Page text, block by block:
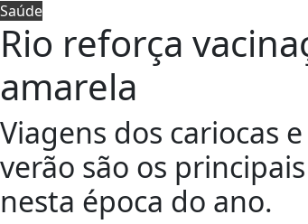
Saúde
Rio reforça
amarela
Viagens dos cariocas
verão são os
nesta época do ano.